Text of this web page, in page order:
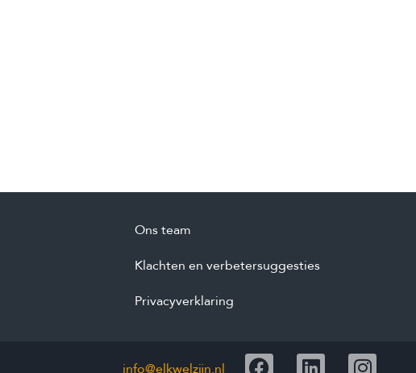
Ons team
Klachten en verbetersuggesties
Privacyverklaring
info@elkwelzijn.nl